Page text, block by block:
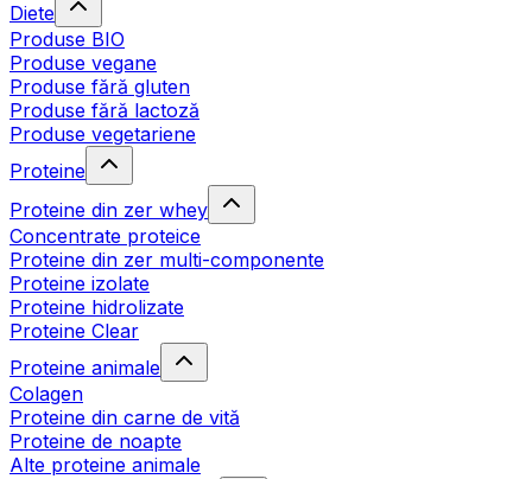
Diete
Produse BIO
Produse vegane
Produse fără gluten
Produse fără lactoză
Produse vegetariene
Proteine
Proteine din zer whey
Concentrate proteice
Proteine din zer multi-componente
Proteine izolate
Proteine hidrolizate
Proteine Clear
Proteine animale
Colagen
Proteine din carne de vită
Proteine de noapte
Alte proteine animale